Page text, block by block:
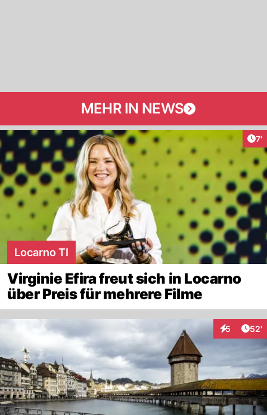
MEHR IN NEWS
7'
Locarno TI
Virginie Efira freut sich in Locarno
über Preis für mehrere Filme
5 52'